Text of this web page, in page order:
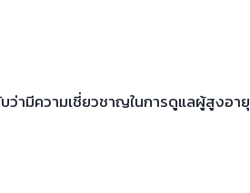
ว่ามีความเชี่ยวชาญในการดูแลผู้สูงอายุ